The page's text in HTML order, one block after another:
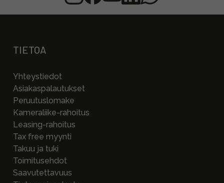
TIETOA
Yhteystiedot
Asiakaspalautukset
Peruutuslomake
Kameraliike-rahoitus
Leasing-rahoitus
Tax free myynti
Takuu ja tuki
Toimitusehdot
Saavutettavuus